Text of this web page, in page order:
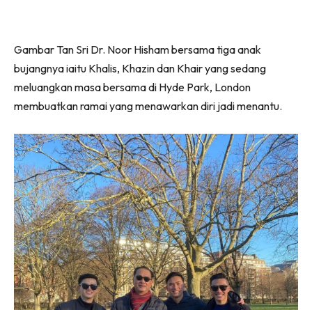
Gambar Tan Sri Dr. Noor Hisham bersama tiga anak
bujangnya iaitu Khalis, Khazin dan Khair yang sedang
meluangkan masa bersama di Hyde Park, London
membuatkan ramai yang menawarkan diri jadi menantu.